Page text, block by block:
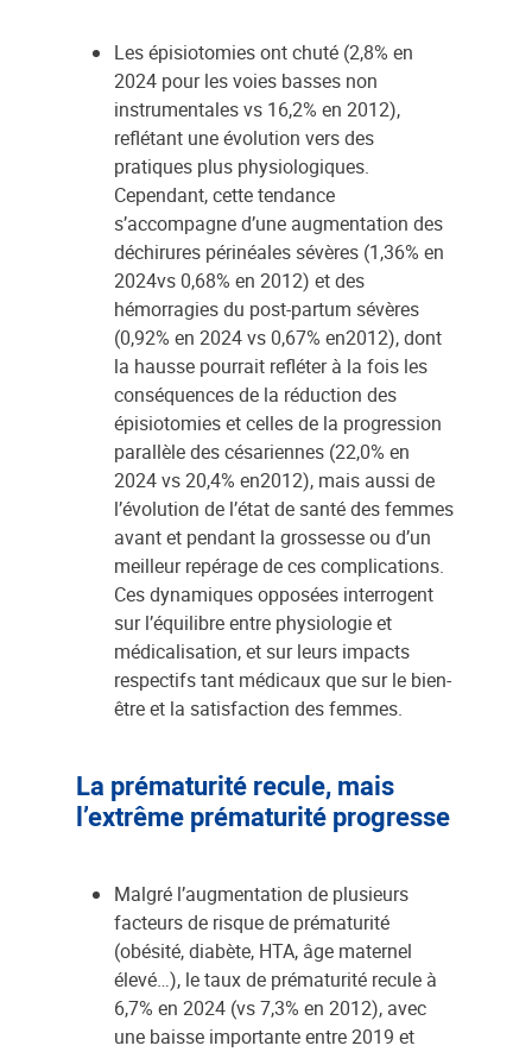
Les épisiotomies ont chuté (2,8% en
2024 pour les voies basses non
instrumentales vs 16,2% en 2012),
reflétant une évolution vers des
pratiques plus physiologiques.
Cependant, cette tendance
s’accompagne d’une augmentation des
déchirures périnéales sévères (1,36% en
2024vs 0,68% en 2012) et des
hémorragies du post-partum sévères
(0,92% en 2024 vs 0,67% en2012), dont
la hausse pourrait refléter à la fois les
conséquences de la réduction des
épisiotomies et celles de la progression
parallèle des césariennes (22,0% en
2024 vs 20,4% en2012), mais aussi de
l’évolution de l’état de santé des femmes
avant et pendant la grossesse ou d’un
meilleur repérage de ces complications.
Ces dynamiques opposées interrogent
sur l’équilibre entre physiologie et
médicalisation, et sur leurs impacts
respectifs tant médicaux que sur le bien-
être et la satisfaction des femmes.
La prématurité recule, mais
l’extrême prématurité progresse
Malgré l’augmentation de plusieurs
facteurs de risque de prématurité
(obésité, diabète, HTA, âge maternel
élevé…), le taux de prématurité recule à
6,7% en 2024 (vs 7,3% en 2012), avec
une baisse importante entre 2019 et